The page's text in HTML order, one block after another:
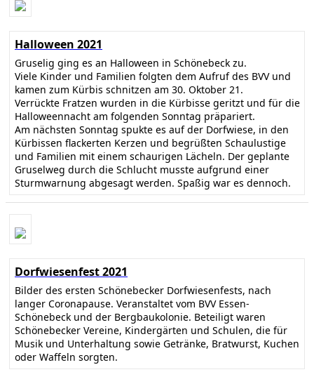
Halloween 2021
Gruselig ging es an Halloween in Schönebeck zu.
Viele Kinder und Familien folgten dem Aufruf des BVV und
kamen zum Kürbis schnitzen am 30. Oktober 21.
Verrückte Fratzen wurden in die Kürbisse geritzt und für die
Halloweennacht am folgenden Sonntag präpariert.
Am nächsten Sonntag spukte es auf der Dorfwiese, in den
Kürbissen flackerten Kerzen und begrüßten Schaulustige
und Familien mit einem schaurigen Lächeln. Der geplante
Gruselweg durch die Schlucht musste aufgrund einer
Sturmwarnung abgesagt werden. Spaßig war es dennoch.
Dorfwiesenfest 2021
Bilder des ersten Schönebecker Dorfwiesenfests, nach
langer Coronapause. Veranstaltet vom BVV Essen-
Schönebeck und der Bergbaukolonie. Beteiligt waren
Schönebecker Vereine, Kindergärten und Schulen, die für
Musik und Unterhaltung sowie Getränke, Bratwurst, Kuchen
oder Waffeln sorgten.